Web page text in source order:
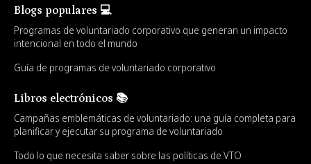
Blogs populares 💻
Programas de voluntariado corporativo que generan un impacto
intencional en todo el mundo
Guía de programas de voluntariado corporativo
Libros electrónicos 📚
Campañas emblemáticas de voluntariado: una guía completa para
planificar y ejecutar su programa de voluntariado
Todo lo que necesita saber sobre las políticas de VTO